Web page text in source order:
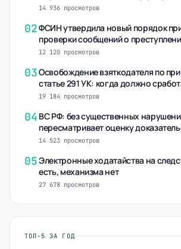
14 936 просмотров
02ФСИН утвердила новый порядок
проверки сообщений о
12 120 просмотров
03Освобождение взяткодателя по
статье 291 УК: когда должно
19 184 просмотров
04 ВС РФ: без существенных
пересматривает оценку
14 523 просмотров
05Электронные ходатайства на
есть, механизма нет
27 678 просмотров
ТОП-5 ЗА ГОД